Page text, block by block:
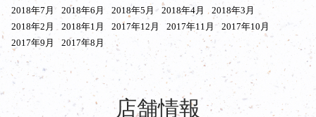
2018年7月
2018年6月 2018年5月 2018年4月
2018年3月
2018年2月
2018年1月 2017年12月 2017年11月
2017年10月
2017年9月
2017年8月
店舗情報